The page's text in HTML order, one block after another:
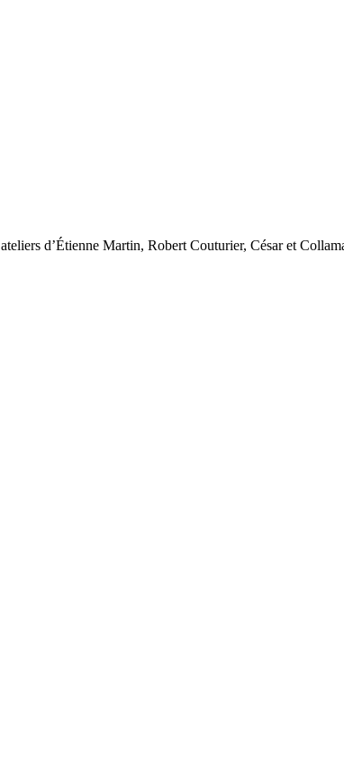
d’Étienne Martin, Robert Couturier, César et